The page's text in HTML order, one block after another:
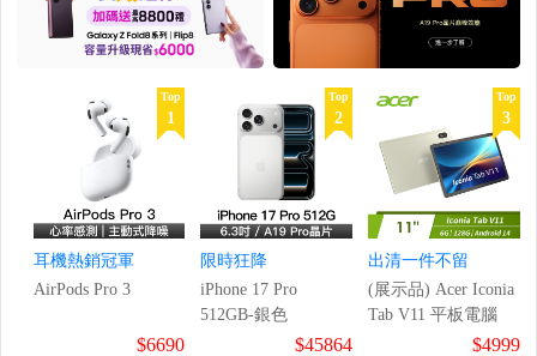
Top
1
耳機熱銷冠軍
AirPods Pro 3
$6690
Top
2
限時狂降
iPhone 17 Pro
512GB-銀色
$45864
Top
3
出清一件不留
(展示品) Acer Iconia
Tab V11 平板電腦
$4999